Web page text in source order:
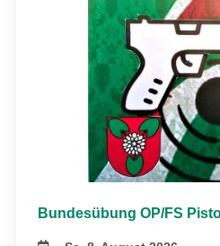
Bundesübung OP/FS